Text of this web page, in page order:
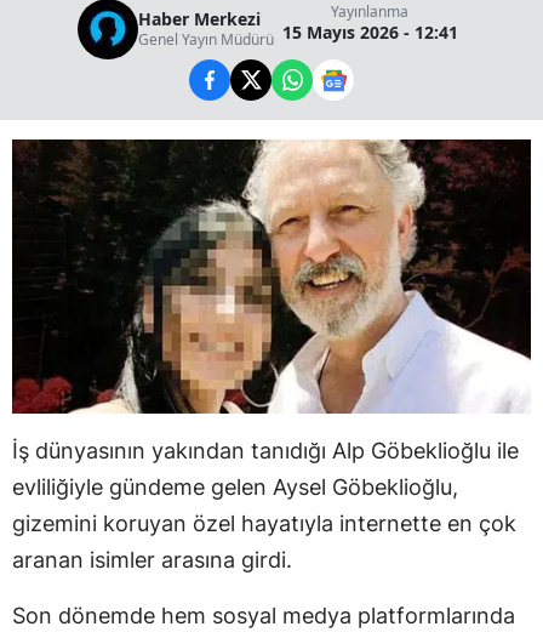
Haber Merkezi
Genel Yayın Müdürü
Yayınlanma
15 Mayıs 2026 - 12:41
İş dünyasının yakından tanıdığı Alp Göbeklioğlu ile
evliliğiyle gündeme gelen Aysel Göbeklioğlu,
gizemini koruyan özel hayatıyla internette en çok
aranan isimler arasına girdi.
Son dönemde hem sosyal medya platformlarında